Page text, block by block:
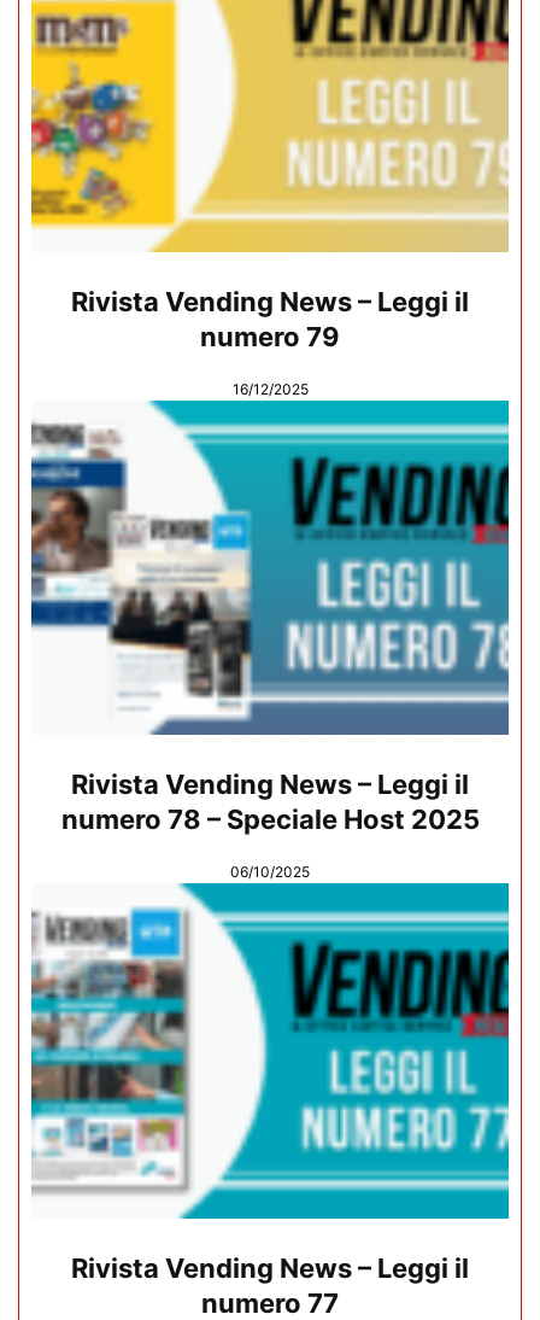
Rivista Vending News – Leggi il
numero 79
16/12/2025
Rivista Vending News – Leggi il
numero 78 – Speciale Host 2025
06/10/2025
Rivista Vending News – Leggi il
numero 77